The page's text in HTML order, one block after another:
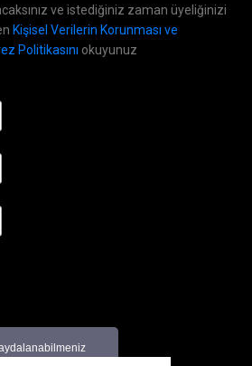
ve istediğiniz zaman üyeliğinizi
Kişisel Verilerin Korunması ve
Politikasını okuyunuz